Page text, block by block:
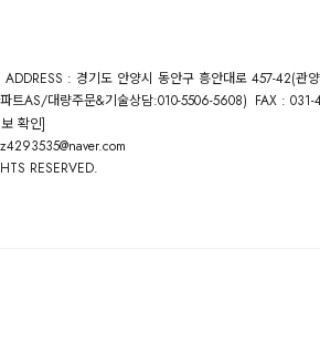
ADDRESS : 경기도 안양시 동안구 흥안대로 457-42(관
트AS/대량주문&기술상담:010-5506-5608) FAX :
확인]
RESERVED.